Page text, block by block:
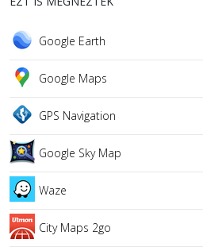
Google Earth
Google Maps
GPS Navigation
Google Sky Map
Waze
City Maps 2go